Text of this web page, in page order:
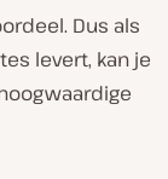
Dus als
levert, kan je